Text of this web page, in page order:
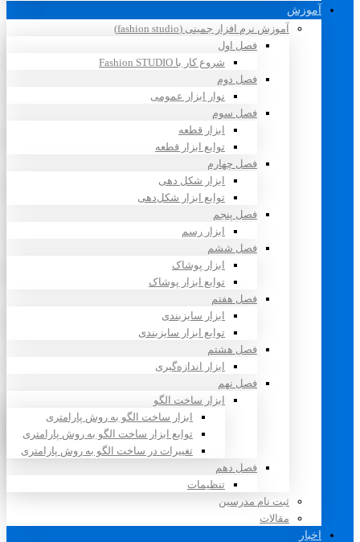
آموزش
آموزش نرم افزار جمینی (fashion studio)
فصل اول
شروع کار با Fashion STUDIO
فصل دوم
نوار ابزار عمومی
فصل سوم
ابزار قطعه
توابع ابزار قطعه
فصل چهارم
ابزار شکل دهی
توابع ابزار شکل‌دهی
فصل پنجم
ابزار رسم
فصل ششم
ابزار پوشاک
توابع ابزار پوشاک
فصل هفتم
ابزار سایزبندی
توابع ابزار سایزبندی
فصل هشتم
ابزار اندازه‌گیری
فصل نهم
ابزار ساخت الگو
ابزار ساخت الگو به روش پارامتری
توابع ابزار ساخت الگو به روش پارامتری
تغییرات در ساخت الگو به روش پارامتری
فصل دهم
تنظیمات
ثبت نام مدرسین
مقالات
اخبار